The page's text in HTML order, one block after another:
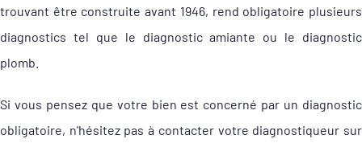
trouvant être construite avant 1946, rend obligatoire plusieurs
diagnostics tel que le diagnostic amiante ou le diagnostic
plomb.
Si vous pensez que votre bien est concerné par un diagnostic
obligatoire, n'hésitez pas à contacter votre diagnostiqueur sur